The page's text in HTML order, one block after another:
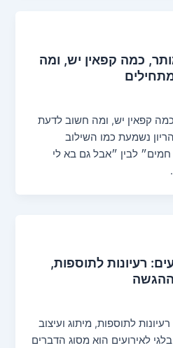
כמה קפאין יש, ומה
קפאין יש, ומה חשוב לדעת
נשמעת כמו השילוב
לבין ״אבל גם בא לי
רעיונות לתוספות,
ההגשה
לתוספות, מיתוג ועיצוב
לאירועים הוא מסוג הדברים